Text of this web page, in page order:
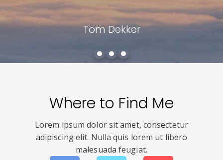
Tom Dekker
Where to Find Me
Lorem ipsum dolor sit amet, consectetur
adipiscing elit. Nulla quis lorem ut libero
malesuada feugiat.